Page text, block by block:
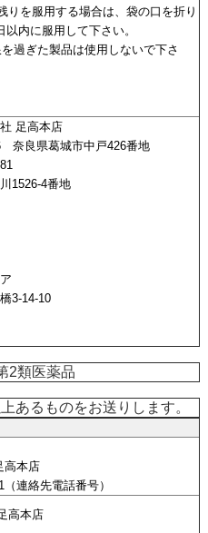
りを服用する場合は、袋の口を折り
内に服用して下さい。
過ぎた製品は使用しないで下さ
足高本店
奈良県葛城市中戸426番地
1526-4番地
3-14-10
2類医薬品
あるものをお送りします。
本店
連絡先電話番号）
高本店